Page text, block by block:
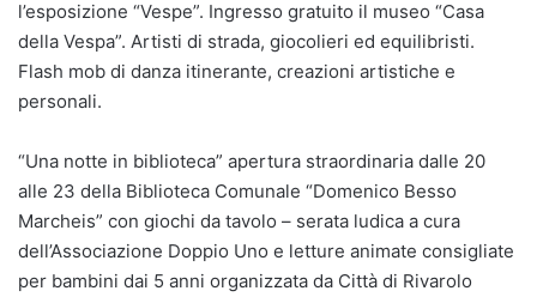
l’esposizione “Vespe”. Ingresso gratuito il museo “Casa
della Vespa”. Artisti di strada, giocolieri ed equilibristi.
Flash mob di danza itinerante, creazioni artistiche e
personali.
“Una notte in biblioteca” apertura straordinaria dalle 20
alle 23 della Biblioteca Comunale “Domenico Besso
Marcheis” con giochi da tavolo – serata ludica a cura
dell’Associazione Doppio Uno e letture animate consigliate
per bambini dai 5 anni organizzata da Città di Rivarolo